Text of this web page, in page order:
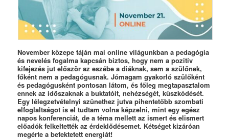
November közepe táján mai online világunkban a pedagógia
és nevelés fogalma kapcsán biztos, hogy nem a pozitív
kifejezés jut először az eszébe a diáknak, sem a szülőnek,
főként nem a pedagógusnak. Jómagam gyakorló szülőként
és pedagógusként pontosan látom, és főleg megtapasztalom
ennek az időszaknak a buktatóit, nehézségét, küszködését.
Egy lélegzetvételnyi szünethez jutva pihentetőbb szombati
elfoglaltságot is el tudtam volna képzelni, mint egy egész
napos konferenciát, de a téma mellett az ismert és elismert
előadók felkeltették az érdeklődésemet. Kétséget kizáróan
megérte a befektetett energiát!